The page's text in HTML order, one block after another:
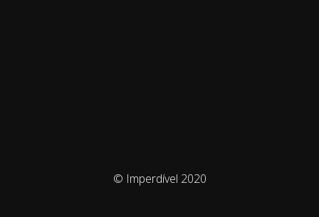
© Imperdível 2020